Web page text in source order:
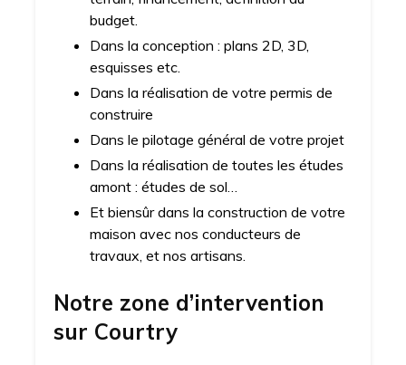
budget.
Dans la conception : plans 2D, 3D,
esquisses etc.
Dans la réalisation de votre permis de
construire
Dans le pilotage général de votre projet
Dans la réalisation de toutes les études
amont : études de sol…
Et biensûr dans la construction de votre
maison avec nos conducteurs de
travaux, et nos artisans.
Notre zone d’intervention
sur Courtry